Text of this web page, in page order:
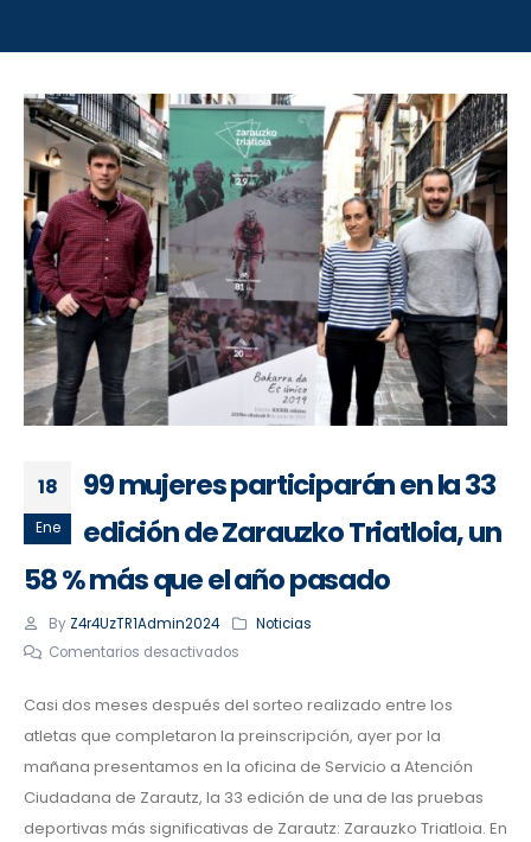
18
Ene
99 mujeres participarán en la 33
edición de Zarauzko Triatloia, un
58 % más que el año pasado
By Z4r4UzTR1Admin2024
Noticias
Comentarios desactivados
Casi dos meses después del sorteo realizado entre los
atletas que completaron la preinscripción, ayer por la
mañana presentamos en la oficina de Servicio a Atención
Ciudadana de Zarautz, la 33 edición de una de las pruebas
deportivas más significativas de Zarautz: Zarauzko Triatloia. En